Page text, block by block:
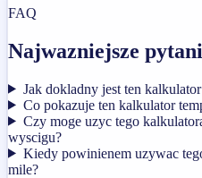
FAQ
Najwazniejsze
Jak dokladny jest ten
Co pokazuje ten kalkulator
Czy moge uzyc tego
wyscigu?
Kiedy powinienem uzywac
mile?